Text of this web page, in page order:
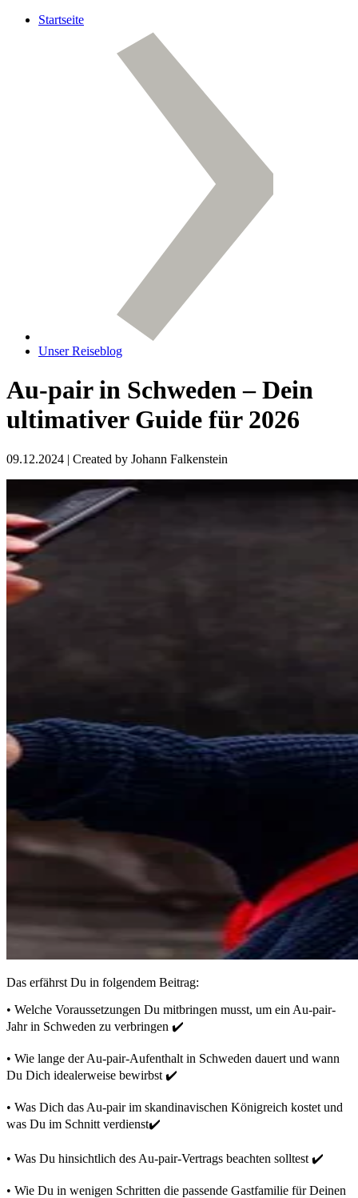
Startseite
Unser Reiseblog
Au-pair in Schweden – Dein
ultimativer Guide für 2026
09.12.2024 | Created by Johann Falkenstein
Das erfährst Du in folgendem Beitrag:
• Welche Voraussetzungen Du mitbringen musst, um ein Au-pair-
Jahr in Schweden zu verbringen ✔️
• Wie lange der Au-pair-Aufenthalt in Schweden dauert und wann
Du Dich idealerweise bewirbst ✔️
• Was Dich das Au-pair im skandinavischen Königreich kostet und
was Du im Schnitt verdienst✔️
• Was Du hinsichtlich des Au-pair-Vertrags beachten solltest ✔️
• Wie Du in wenigen Schritten die passende Gastfamilie für Deinen